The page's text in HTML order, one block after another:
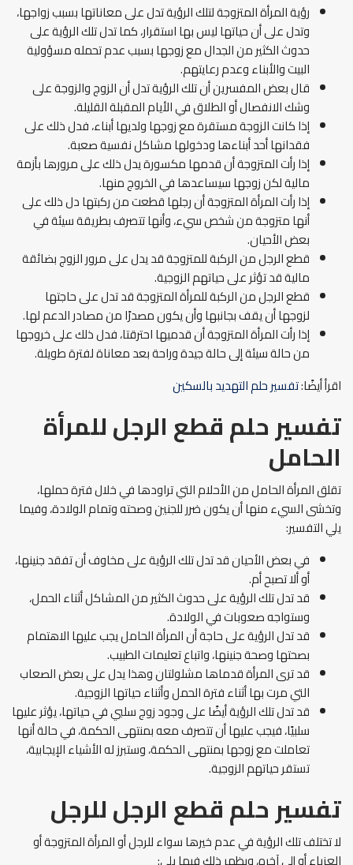
رؤية المرأة المتزوجة لتلك الرؤية تدل على معاناتها بسبب زواجها،
وتدل على أن حياتها ليس بها استقرار، كما تدل تلك الرؤية على
حدوث الكثير من الجدال مع زوجها بسبب عدم تحمله مسؤولية
البيت والأبناء وعدم رعايتهم.
قال بعض المفسرين أن تلك الرؤية تدل أن الزوج والزوجة على
وشك الانفصال أو الطلاق في الأيام المقبلة القليلة.
إذا كانت الزوجة مستقرة مع زوجها ولديها أبناء، فدل ذلك على
فقدانها أحد أبناءها ودخولها مشاكل نفسية صعبة.
إذا رأت المتزوجة أن قدمها مكسورة يدل ذلك على مرورها بأزمة
مالية لكن زوجها سيساعدها في الخروج منها.
إذا رأت المرأة المتزوجة أن رجلها قطعت من ركبتها دل ذلك على
أنها متزوجة من شخص سيء، وأنها تتصرف بطريقة سيئة في
بعض الأحيان.
قطع الرجل من الركبة للمتزوجة قد يدل على مرور الزوج بضائقة
مالية قد تؤثر على حياتهم الزوجية.
قطع الرجل من الركبة للمرأة المتزوجة قد تدل على حاجتها
لزوجها أن يقف بجانبها وأن يكون مصدرًا من مصادر الدعم لها.
إذا رأت المرأة المتزوجة أن قدميها احترقتا، فدل ذلك على خروجها
من حالة سيئة إلى حالة جيدة وراحة بعد معاناة لفترة طويلة.
اقرأ أيضًا:تفسير حلم التهديد بالسكين
تفسير حلم قطع الرجل للمرأة
الحامل
تقلق المرأة الحامل من الأحلام التي تراودها في خلال فترة حملها،
وتخشى السيء منها أن يكون ضرر للجنين وصحته وتمام الولادة، وفيما
يلي التفسير:
في بعض الأحيان قد تدل تلك الرؤية على مخاوف أن تفقد جنينها،
أو ألا تصبح أم.
قد تدل تلك الرؤية على حدوث الكثير من المشاكل أثناء الحمل،
وستواجه صعوبات في الولادة.
قد تدل الرؤية على حاجة أن المرأة الحامل يجب عليها الاهتمام
بصحتها وصحة جنينها، واتباع تعليمات الطبيب.
قد ترى المرأة قدماها مشلولتان وهذا يدل على بعض الصعاب
التي مرت بها أثناء فترة الحمل وأثناء حياتها الزوجية.
قد تدل تلك الرؤية أيضًا على وجود زوج سلبي في حياتها، يؤثر عليها
سلبيًا، فيجب عليها أن تتصرف معه بمنتهى الحكمة، في حالة أنها
تعاملت مع زوجها بمنتهى الحكمة، وستبرز له الأشياء الإيجابية،
تستقر حياتهم الزوجية.
تفسير حلم قطع الرجل للرجل
لا تختلف تلك الرؤية في عدم خيرها سواء للرجل أو المرأة المتزوجة أو